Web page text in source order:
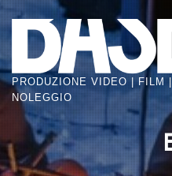
Skip
to
the
content
PRODUZIONE VIDEO | FILM
NOLEGGIO